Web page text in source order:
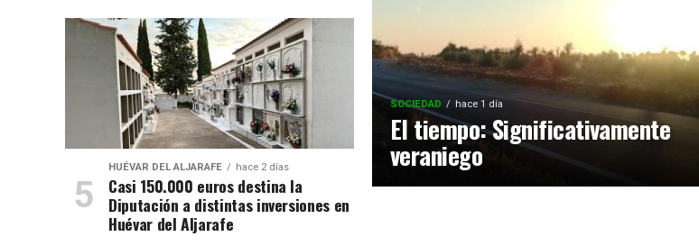
SOCIEDAD hace 1 día
El tiempo: Significativamente
veraniego
HUÉVAR DEL ALJARAFE hace 2 días
Casi 150.000 euros destina la
Diputación a distintas inversiones en
Huévar del Aljarafe